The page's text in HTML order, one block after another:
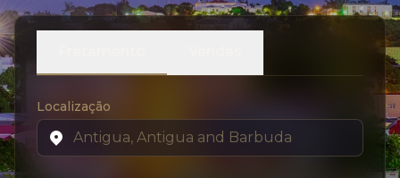
Localização